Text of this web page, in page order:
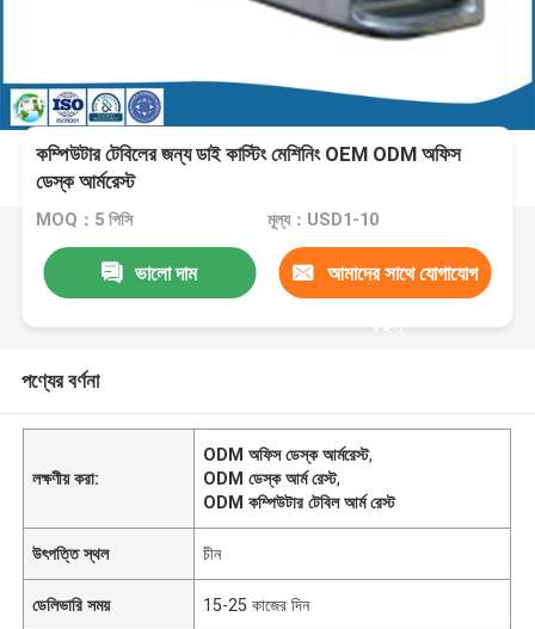
কম্পিউটার টেবিলের জন্য ডাই কাস্টিং মেশিনিং OEM ODM অফিস
ডেস্ক আর্মরেস্ট
MOQ：5 পিসি মূল্য：USD1-10
ভালো দাম আমাদের সাথে যোগাযোগ
করুন
পণ্যের বর্ণনা
লক্ষণীয় করা:
ODM অফিস ডেস্ক আর্মরেস্ট,
ODM ডেস্ক আর্ম রেস্ট,
ODM কম্পিউটার টেবিল আর্ম রেস্ট
উৎপত্তি স্থল চীন
ডেলিভারি সময় 15-25 কাজের দিন